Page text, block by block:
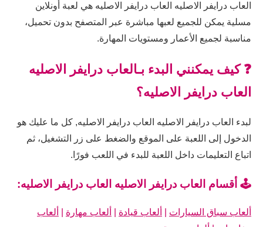
العاب درايفر الاصليه العاب درايفر الاصليه هي لعبة أونلاين
مسلية يمكن للجميع لعبها مباشرة عبر المتصفح بدون تحميل،
مناسبة لجميع الأعمار ومستويات المهارة.
❓ كيف يمكنني البدء بـالعاب درايفر الاصليه
العاب درايفر الاصليه؟
لبدء العاب درايفر الاصليه العاب درايفر الاصليه, كل ما عليك هو
الدخول إلى اللعبة على الموقع والضغط على زر التشغيل، ثم
اتباع التعليمات داخل اللعبة للبدء في اللعب فورًا.
🕹️ أقسام العاب درايفر الاصليه العاب درايفر الاصليه:
ألعاب سباق السيارات ألعاب قيادة ألعاب مهارة
ألعاب